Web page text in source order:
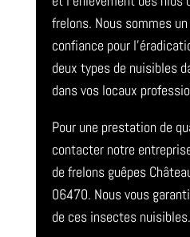
frelons. Nous sommes
confiance pour
deux types de nuisibles
dans vos locaux
Pour une prestation de
contacter notre
de frelons guêpes
06470. Nous vous
de ces insectes nuisibles.